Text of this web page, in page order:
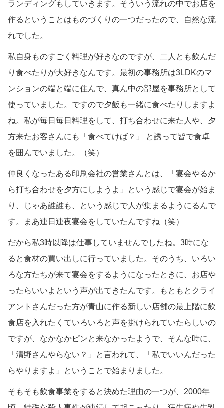
ランディングもしていきます。そういう流れの中でお店を
作るということはものづくりの一つだったので、自然な流
れでした。
私自身ものすごく料理が好きなのですが、二人とも飲んだ
り食べたりが大好きなんです。最初の事務所は3LDKのマ
ンションの端と端に住んで、真ん中の部屋を事務所として
使っていました。ですので夕飯も一緒に食べたりしますよ
ね。私が毎日毎日料理をして、打ち合わせに来た人や、夕
方来たお客さんにも「食べてけば？」 と誘って皆で食卓
を囲んでいました。（笑）
仲良くなったある印刷会社の営業さんとは、「宴会やるか
ら打ち合わせを夕方にしようよ」という感じで宴会が始ま
り、じゃあ誰誰も、という感じで人が集まるようにるんで
す。まあ連日連夜宴会をしていたんですね（笑）
だから私3時以降は仕事していませんでしたね。3時にな
ると食材の買い出しに行っていました。そのうち、いろい
ろな方たちが来て宴会をするようになったときに、お店や
ったらいいよという声が出てきたんです。もともとクライ
アントさんだった方が青山に作る新しい店舗の最上階に飲
食店を入れたくていろいろと声を掛けられていたらしいの
ですが、なかなかピンと来なかったようで、そんな時に、
「清野さんやらない？」と言われて、「私でいいんだった
らやりますよ」ということで始まりました。
そもそも飲食事業をすると決めた理由の一つが、2000年